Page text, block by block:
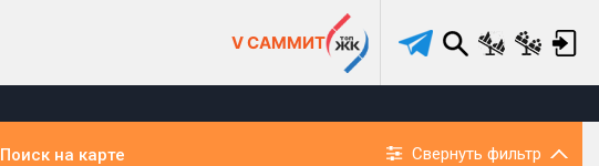
V САММИТ
Поиск на карте Свернуть фильтр